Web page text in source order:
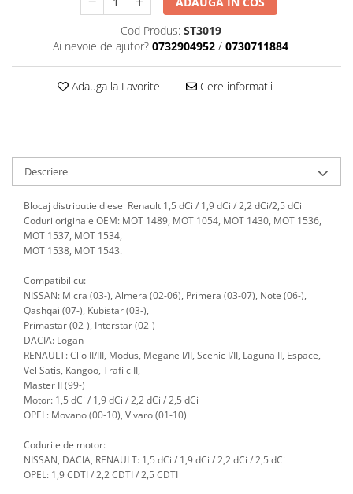
Elevator motociclete
Girafa, macara motor
Masa hidraulica
Consumabile spalatorii auto
Curatitor cu presiune
Scule spalatorii auto
Ceas comparator
Scule AdBlue
Scule bujii, bujii incandescente
Scule injectoare
Scule pentru fulii, ax came, curele
si pinioane
Scule sistem racire
Tester compresie
Scule pentru mecanica
Adaptoare, prelungitoare, reductii
si articulatii cardanice
Antrenor articulat si culisant
Ciocan, levier, dalti si dornuri
Cleste si set clesti
Perie de sarma
Prese si extractoare
Cod Produs: ST3019
Ai nevoie de ajutor? 0732904952 / 0730711884
Adauga la Favorite Cere informatii
Descriere
Blocaj distributie diesel Renault 1,5 dCi / 1,9 dCi / 2,2 dCi/2,5 dCi
Coduri originale OEM: MOT 1489, MOT 1054, MOT 1430, MOT 1536,
MOT 1537, MOT 1534,
MOT 1538, MOT 1543.
Compatibil cu:
NISSAN: Micra (03-), Almera (02-06), Primera (03-07), Note (06-),
Qashqai (07-), Kubistar (03-),
Primastar (02-), Interstar (02-)
DACIA: Logan
RENAULT: Clio II/III, Modus, Megane I/II, Scenic I/II, Laguna II, Espace,
Vel Satis, Kangoo, Trafi c II,
Master II (99-)
Motor: 1,5 dCi / 1,9 dCi / 2,2 dCi / 2,5 dCi
OPEL: Movano (00-10), Vivaro (01-10)
Codurile de motor:
NISSAN, DACIA, RENAULT: 1,5 dCi / 1,9 dCi / 2,2 dCi / 2,5 dCi
OPEL: 1,9 CDTI / 2,2 CDTI / 2,5 CDTI